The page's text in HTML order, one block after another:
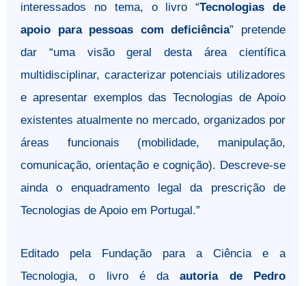
interessados no tema, o livro “Tecnologias de
apoio para pessoas com deficiência” pretende
dar “uma visão geral desta área científica
multidisciplinar, caracterizar potenciais utilizadores
e apresentar exemplos das Tecnologias de Apoio
existentes atualmente no mercado, organizados por
áreas funcionais (mobilidade, manipulação,
comunicação, orientação e cognição). Descreve-se
ainda o enquadramento legal da prescrição de
Tecnologias de Apoio em Portugal.”
Editado pela Fundação para a Ciência e a
Tecnologia, o livro é daautoria de Pedro